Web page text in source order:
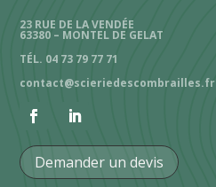
23 RUE DE LA VENDÉE
63380 – MONTEL DE GELAT
TÉL. 04 73 79 77 71
contact@scieriedescombrailles.fr
Demander un devis